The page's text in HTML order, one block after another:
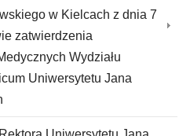
w Kielcach z dnia 7
zatwierdzenia
Wydziału
Uniwersytetu Jana